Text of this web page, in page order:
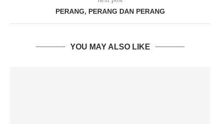
PERANG, PERANG DAN PERANG
YOU MAY ALSO LIKE